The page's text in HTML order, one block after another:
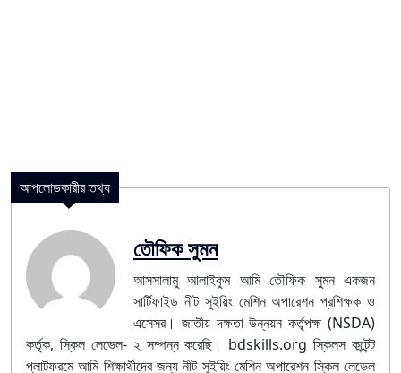
আপলোডকারীর তথ্য
তৌফিক সুমন
আসসালামু আলাইকুম আমি তৌফিক সুমন একজন
সার্টিফাইড নীট সুইয়িং মেশিন অপারেশন প্রশিক্ষক ও
এসেসর। জাতীয় দক্ষতা উন্নয়ন কর্তৃপক্ষ (NSDA)
কর্তৃক, স্কিল লেভেল- ২ সম্পন্ন করেছি। bdskills.org স্কিলস কন্টেন্ট
প্লাটফরমে আমি শিক্ষার্থীদের জন্য নীট সুইয়িং মেশিন অপারেশন স্কিল লেভেল